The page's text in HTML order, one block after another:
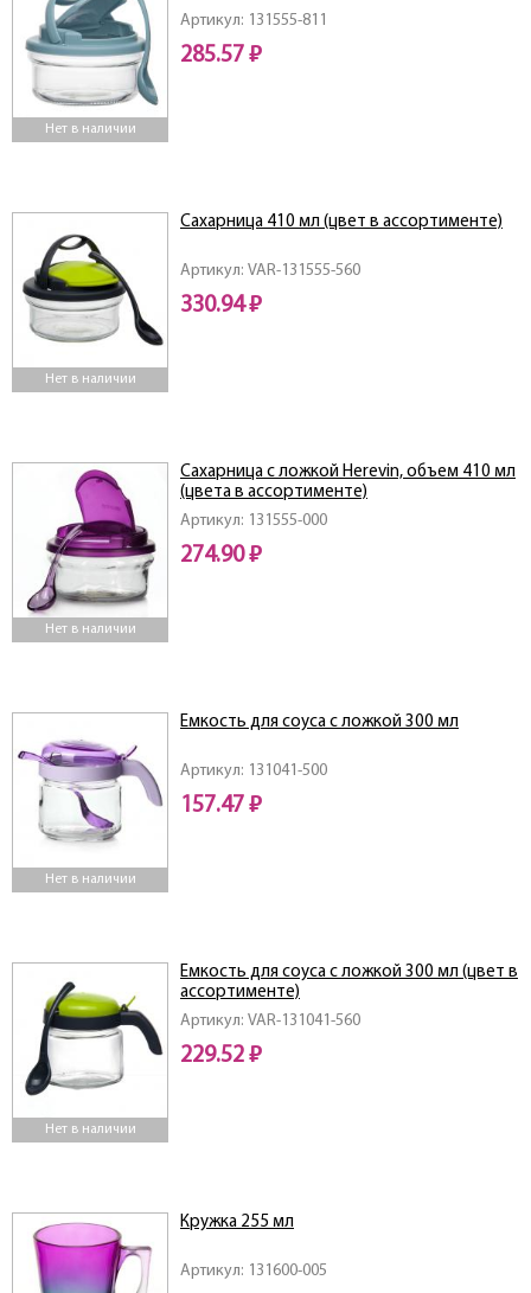
Нет в наличии
Артикул: 131555-811
285.57 ₽
Нет в наличии
Артикул: VAR-131555-560
Сахарница 410 мл (цвет в ассортименте)
330.94 ₽
Нет в наличии
Артикул: 131555-000
Сахарница с ложкой Herevin, объем 410 мл
(цвета в ассортименте)
274.90 ₽
Нет в наличии
Артикул: 131041-500
Емкость для соуса с ложкой 300 мл
157.47 ₽
Нет в наличии
Артикул: VAR-131041-560
Емкость для соуса с ложкой 300 мл (цвет в
ассортименте)
229.52 ₽
Артикул: 131600-005
Кружка 255 мл